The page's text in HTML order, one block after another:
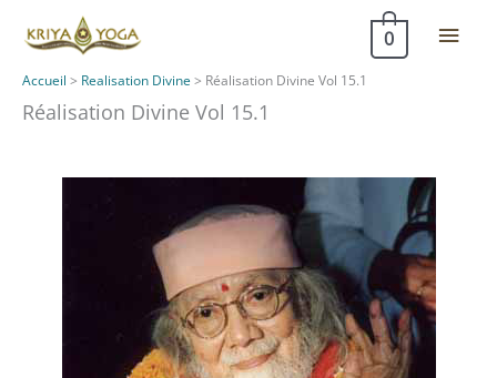
0
Accueil > Realisation Divine > Réalisation Divine Vol 15.1
Réalisation Divine Vol 15.1